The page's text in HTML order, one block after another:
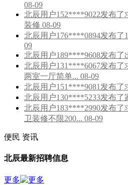
08-09
北辰用户152****9022发布了
装修 08-09
北辰用户176****0894发布了
09
北辰用户189****9608发布了
北辰用户131****6067发布了
两室一厅简单... 08-09
北辰用户151****9081发布了
北辰用户130****5233发布了
北辰用户183****2990发布了
卫装修不限200... 08-09
便民 资讯
北辰最新招聘信息
更多